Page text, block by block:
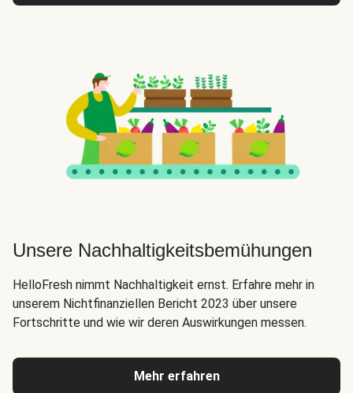
Unsere Nachhaltigkeitsbemühungen
HelloFresh nimmt Nachhaltigkeit ernst. Erfahre mehr in
unserem Nichtfinanziellen Bericht 2023 über unsere
Fortschritte und wie wir deren Auswirkungen messen.
Mehr erfahren